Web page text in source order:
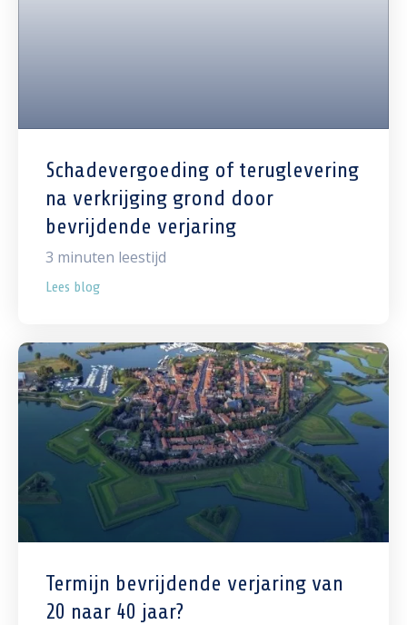
Schadevergoeding of teruglevering
na verkrijging grond door
bevrijdende verjaring
3 minuten leestijd
Lees blog
Termijn bevrijdende verjaring van
20 naar 40 jaar?